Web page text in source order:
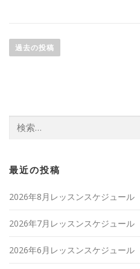
過去の投稿
検索:
最近の投稿
2026年8月レッスンスケジュール
2026年7月レッスンスケジュール
2026年6月レッスンスケジュール